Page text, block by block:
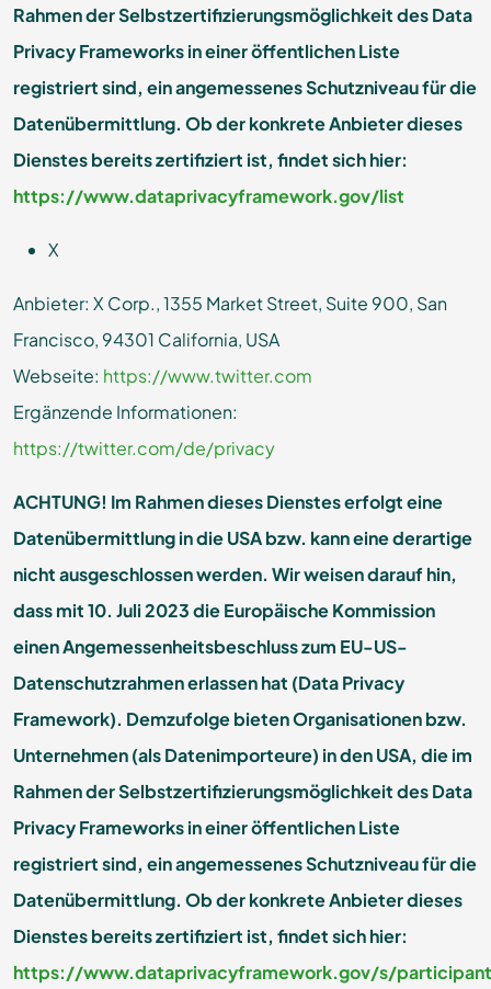
Rahmen der Selbstzertifizierungsmöglichkeit des Data
Privacy Frameworks in einer öffentlichen Liste
registriert sind, ein angemessenes Schutzniveau für die
Datenübermittlung. Ob der konkrete Anbieter dieses
Dienstes bereits zertifiziert ist, findet sich hier:
https://www.dataprivacyframework.gov/list
X
Anbieter: X Corp., 1355 Market Street, Suite 900, San
Francisco, 94301 California, USA
Webseite: https://www.twitter.com
Ergänzende Informationen:
https://twitter.com/de/privacy
ACHTUNG! Im Rahmen dieses Dienstes erfolgt eine
Datenübermittlung in die USA bzw. kann eine derartige
nicht ausgeschlossen werden. Wir weisen darauf hin,
dass mit 10. Juli 2023 die Europäische Kommission
einen Angemessenheitsbeschluss zum EU-US-
Datenschutzrahmen erlassen hat (Data Privacy
Framework). Demzufolge bieten Organisationen bzw.
Unternehmen (als Datenimporteure) in den USA, die im
Rahmen der Selbstzertifizierungsmöglichkeit des Data
Privacy Frameworks in einer öffentlichen Liste
registriert sind, ein angemessenes Schutzniveau für die
Datenübermittlung. Ob der konkrete Anbieter dieses
Dienstes bereits zertifiziert ist, findet sich hier:
https://www.dataprivacyframework.gov/s/